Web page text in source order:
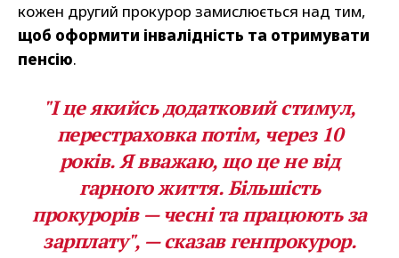
кожен другий прокурор замислюється над тим,
щоб оформити інвалідність та отримувати
пенсію.
"І це якийсь додатковий стимул,
перестраховка потім, через 10
років. Я вважаю, що це не від
гарного життя. Більшість
прокурорів — чесні та працюють за
зарплату", — сказав генпрокурор.